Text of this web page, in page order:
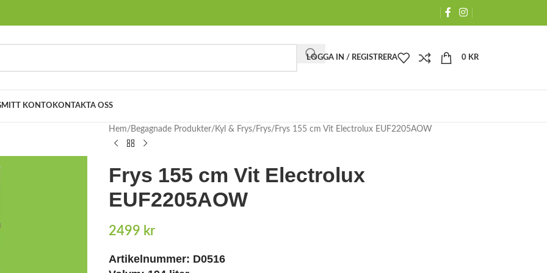
LOGGA IN / REGISTRERA 0 KR
MITT KONTO KONTAKTA OSS
Hem Begagnade Produkter Kyl & Frys Frys Frys 155 cm Vit Electrolux EUF2205AOW
Frys 155 cm Vit Electrolux
EUF2205AOW
2499 kr
Artikelnummer: D0516